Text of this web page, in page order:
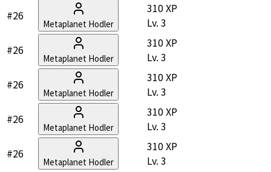
#26
Metaplanet Hodler
310 XP
Lv. 3
#26
Metaplanet Hodler
310 XP
Lv. 3
#26
Metaplanet Hodler
310 XP
Lv. 3
#26
Metaplanet Hodler
310 XP
Lv. 3
#26
Metaplanet Hodler
310 XP
Lv. 3